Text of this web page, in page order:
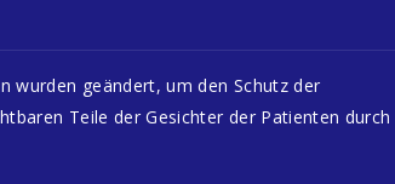
wurden geändert, um den Schutz der
Teile der Gesichter der Patienten durch